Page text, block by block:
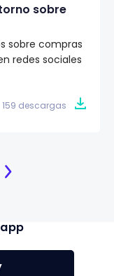
sobre
sobre compras
redes sociales
159 descargas